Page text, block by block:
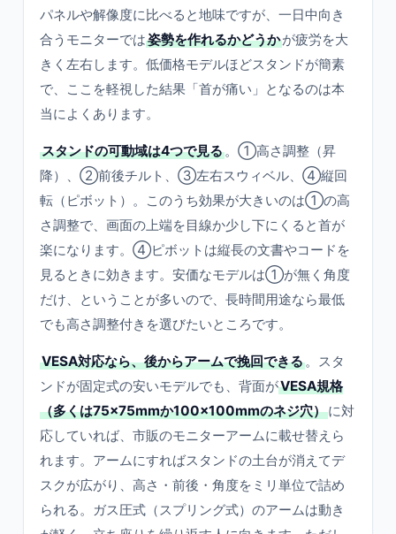
パネルや解像度に比べると地味ですが、一日中向き
合うモニターでは姿勢を作れるかどうかが疲労を大
きく左右します。低価格モデルほどスタンドが簡素
で、ここを軽視した結果「首が痛い」となるのは本
当によくあります。
スタンドの可動域は4つで見る。①高さ調整（昇
降）、②前後チルト、③左右スウィベル、④縦回
転（ピボット）。このうち効果が大きいのは①の高
さ調整で、画面の上端を目線か少し下にくると首が
楽になります。④ピボットは縦長の文書やコードを
見るときに効きます。安価なモデルは①が無く角度
だけ、ということが多いので、長時間用途なら最低
でも高さ調整付きを選びたいところです。
VESA対応なら、後からアームで挽回できる。スタ
ンドが固定式の安いモデルでも、背面がVESA規格
（多くは75×75mmか100×100mmのネジ穴）に対
応していれば、市販のモニターアームに載せ替えら
れます。アームにすればスタンドの土台が消えてデ
スクが広がり、高さ・前後・角度をミリ単位で詰め
られる。ガス圧式（スプリング式）のアームは動き